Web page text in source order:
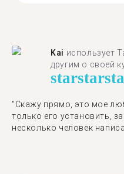
Kai использует
другим о своей
starstar
"Скажу прямо, это мое
только его установить,
несколько человек